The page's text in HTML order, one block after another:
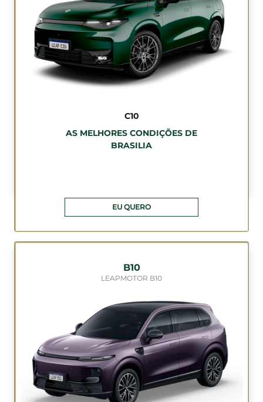
C10
AS MELHORES CONDIÇÕES DE
BRASILIA
EU QUERO
B10
LEAPMOTOR B10